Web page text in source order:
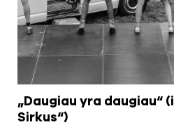
„Daugiau yra daugiau“
Sirkus“)